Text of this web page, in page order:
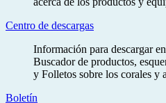
Centro de descargas
Información para descargar
Buscador de productos,
y Folletos sobre los corales y
Boletín